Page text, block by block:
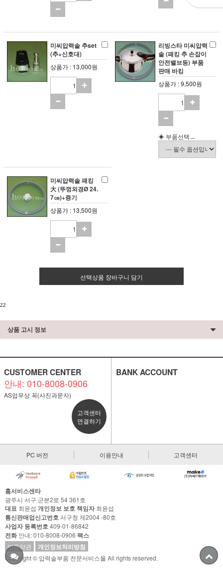
미씨압력솥 추set
(추+신호대)
상품가 : 13,000원
리빙스타 미씨압력
솥 (패킹 추 손잡이
안전밸브등) 부품
판매 바킹
상품가 : 9,500원
◈ 부품선택ㅡ
미씨압력솥 패킹
大 (뚜껑외경Ø 24.
7㎝)+증기
상품가 : 13,500원
선택상품 장바구니 담기
zz
상품 고시 정보
CUSTOMER CENTER
안내: 010-8008-0906
AS업무상 꼭(사진과문자)
고객센터
연결하기
BANK ACCOUNT
PC 버전 이용안내 고객센터
홈서비스센타
광주시 서구 군분2로 54 361호
대표 최윤섭 개인정보 보호 책임자최윤섭
통신판매업신고번호 서구청 제2004 -80호
사업자 등록번호409-01-86842
전화안내: 010-8008-0906 팩스
이용약관 개인정보처리방침
Copyright © 압력솥부품 전문서비스몰 All rights reserved.